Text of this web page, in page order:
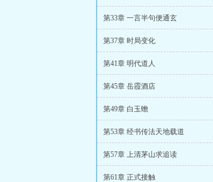
第33章 一言半句便通玄
第37章 时局变化
第41章 明代道人
第45章 岳霞酒店
第49章 白玉蟾
第53章 经书传法天地载道
第57章 上清茅山求追读
第61章 正式接触